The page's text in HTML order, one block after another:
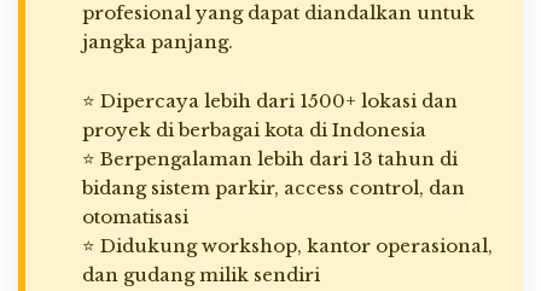
profesional yang dapat diandalkan untuk
jangka panjang.
⭐ Dipercaya lebih dari 1500+ lokasi dan
proyek di berbagai kota di Indonesia
⭐ Berpengalaman lebih dari 13 tahun di
bidang sistem parkir, access control, dan
otomatisasi
⭐ Didukung workshop, kantor operasional,
dan gudang milik sendiri